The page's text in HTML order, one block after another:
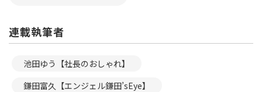
連載執筆者
池田ゆう【社長のおしゃれ】
鎌田富久【エンジェル鎌田’sEye】